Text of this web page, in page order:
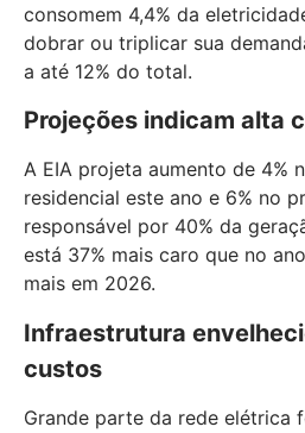
consomem 4,4% da
dobrar ou triplicar sua
a até 12% do total.
Projeções indicam alta
A EIA projeta aumento de 4%
residencial este ano e 6% no
responsável por 40% da
está 37% mais caro que no
mais em 2026.
Infraestrutura
custos
Grande parte da rede elétrica